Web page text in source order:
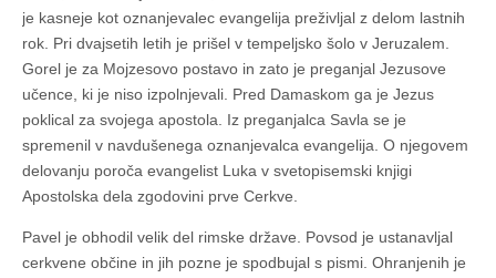
je kasneje kot oznanjevalec evangelija preživljal z delom lastnih
rok. Pri dvajsetih letih je prišel v tempeljsko šolo v Jeruzalem.
Gorel je za Mojzesovo postavo in zato je preganjal Jezusove
učence, ki je niso izpolnjevali. Pred Damaskom ga je Jezus
poklical za svojega apostola. Iz preganjalca Savla se je
spremenil v navdušenega oznanjevalca evangelija. O njegovem
delovanju poroča evangelist Luka v svetopisemski knjigi
Apostolska dela zgodovini prve Cerkve.
Pavel je obhodil velik del rimske države. Povsod je ustanavljal
cerkvene občine in jih pozne je spodbujal s pismi. Ohranjenih je